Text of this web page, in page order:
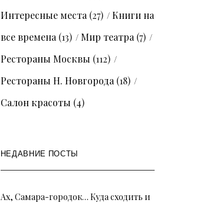
Интересные места (27)
Книги на
все времена (13) Мир театра (7)
Рестораны Москвы (112)
Рестораны Н. Новгорода (18)
Салон красоты (4)
НЕДАВНИЕ ПОСТЫ
Ах, Самара-городок… Куда сходить и